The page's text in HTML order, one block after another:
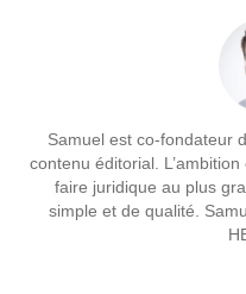
Samuel est co-fondateur
contenu éditorial.
faire juridique au plus
simple et de qualité.